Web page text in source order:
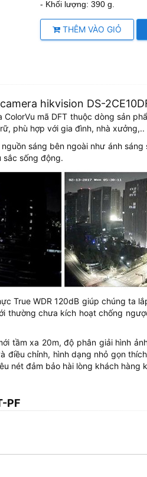
- Khối lượng: 390 g.
THÊM VÀO GIỎ
hikvision DS-
mã DFT thuộc dòng sản
phù hợp với gia đình, nhà
sáng bên ngoài như ánh
sắc sống động.
True WDR 120dB giúp chúng
thường chưa kích hoạt chống
tầm xa 20m, độ phân giải hình
chỉnh, hình dạng nhỏ gọn
nét đảm bảo hài lòng khách hàng
PF